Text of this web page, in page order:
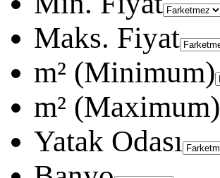
Maks. Fiyat
m² (Minimum)
m² (Maximum)
Yatak Odası